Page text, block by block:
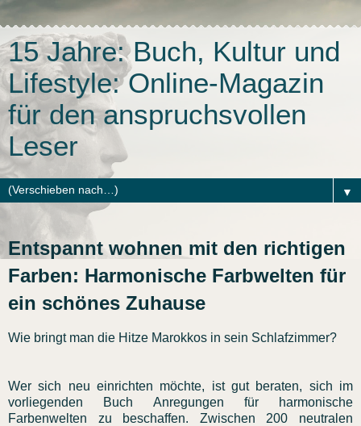
15 Jahre: Buch, Kultur und
Lifestyle: Online-Magazin
für den anspruchsvollen
Leser
▼
Entspannt wohnen mit den richtigen
Farben: Harmonische Farbwelten für
ein schönes Zuhause
Wie bringt man die Hitze Marokkos in sein Schlafzimmer?
Wer sich neu einrichten möchte, ist gut beraten, sich im
vorliegenden Buch Anregungen für harmonische
Farbenwelten zu beschaffen. Zwischen 200 neutralen